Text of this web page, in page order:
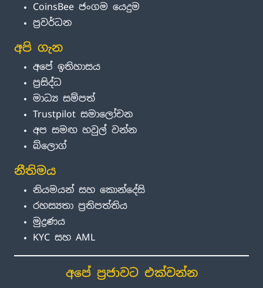
CoinsBee ජංගම යෙදුම
ප්‍රවර්ධන
අපි ගැන
අපේ ඉතිහාසය
ප්‍රසිද්ධ
මාධ්‍ය සම්පත්
Trustpilot සමාලෝචන
අප සමඟ හවුල් වන්න
බ්ලොග්
නීතිමය
නියමයන් සහ කොන්දේසි
රහස්‍යතා ප්‍රතිපත්තිය
මුද්‍රණය
KYC සහ AML
අපේ ප්‍රජාවට එක්වන්න